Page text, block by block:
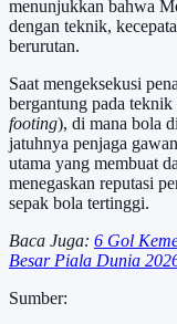
menunjukkan bahwa
dengan teknik,
berurutan.
Saat mengeksekusi
bergantung pada
footing), di mana bola
jatuhnya penjaga
utama yang membuat
menegaskan reputasi
sepak bola tertinggi.
Baca Juga: 6 Gol
Besar Piala Dunia
Sumber: